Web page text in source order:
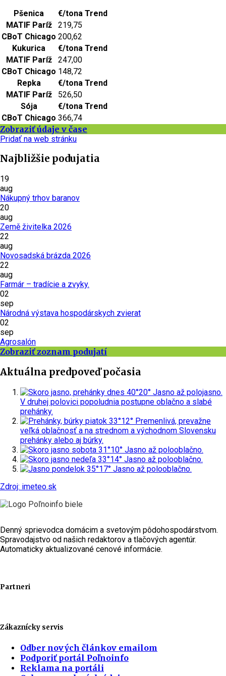
Pšenica
€/tona Trend
MATIF Paríž
219,75
CBoT Chicago 200,62
Kukurica
€/tona Trend
MATIF Paríž
247,00
CBoT Chicago 148,72
Repka
€/tona Trend
MATIF Paríž
526,50
Sója
€/tona Trend
CBoT Chicago 366,74
Zobraziť údaje v čase
Pridať na web stránku
Najbližšie podujatia
19
aug
Nákupný trhov baranov
20
aug
Země živitelka 2026
22
aug
Novosadská brázda 2026
22
aug
Farmár – tradície a zvyky.
02
sep
Národná výstava hospodárskych zvierat
02
sep
Agrosalón
Zobraziť zoznam podujatí
Aktuálna predpoveď počasia
dnes 40°20° Jasno až polojasno.
V druhej polovici popoludnia postupne oblačno a slabé
prehánky.
piatok 33°12° Premenlivá, prevažne
veľká oblačnosť a na strednom a východnom Slovensku
prehánky alebo aj búrky.
sobota 31°10° Jasno až polooblačno.
nedeľa 33°14° Jasno až polooblačno.
pondelok 35°17° Jasno až polooblačno.
Zdroj: imeteo.sk
Denný sprievodca domácim a svetovým pôdohospodárstvom.
Spravodajstvo od našich redaktorov a tlačových agentúr.
Automaticky aktualizované cenové informácie.
Partneri
Zákaznícky servis
Odber nových článkov emailom
Podporiť portál Poľnoinfo
Reklama na portáli